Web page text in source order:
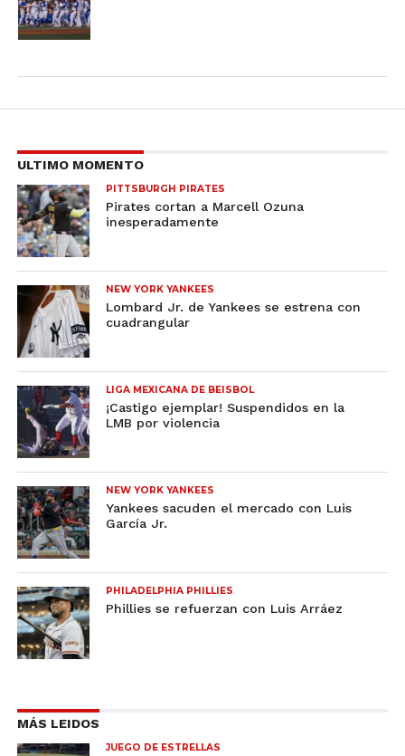
ULTIMO MOMENTO
PITTSBURGH PIRATES
Pirates cortan a Marcell Ozuna
inesperadamente
NEW YORK YANKEES
Lombard Jr. de Yankees se estrena con
cuadrangular
LIGA MEXICANA DE BEISBOL
¡Castigo ejemplar! Suspendidos en la
LMB por violencia
NEW YORK YANKEES
Yankees sacuden el mercado con Luis
García Jr.
PHILADELPHIA PHILLIES
Phillies se refuerzan con Luis Arráez
MÁS LEIDOS
JUEGO DE ESTRELLAS